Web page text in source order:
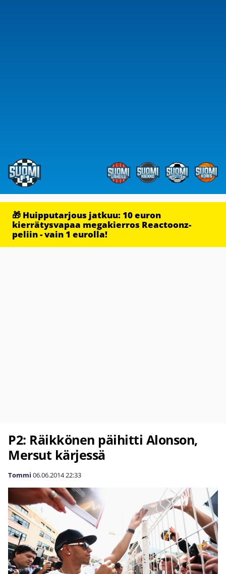
🎁 Huipputarjous jatkuu: 10 euron
kierrätysvapaa megakierros Reactoonz-
peliin - vain 1 eurolla!
P2: Räikkönen päihitti Alonson,
Mersut kärjessä
Tommi 06.06.201422:33